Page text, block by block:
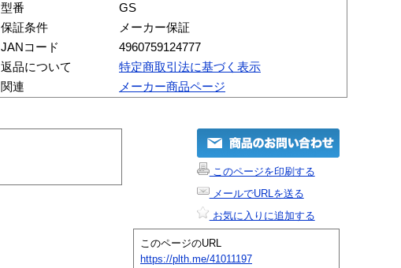
型番
GS
保証条件
メーカー保証
JANコード
4960759124777
返品について
特定商取引法に基づく表示
関連
メーカー商品ページ
このページを印刷する
メールでURLを送る
お気に入りに追加する
このページのURL
https://plth.me/41011197